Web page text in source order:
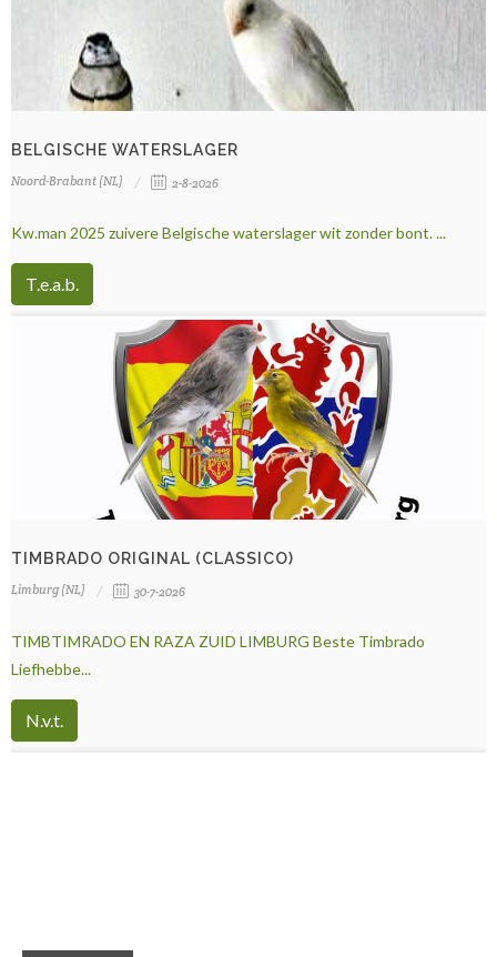
BELGISCHE WATERSLAGER
Noord-Brabant (NL) 2-8-2026
Kw.man 2025 zuivere Belgische waterslager wit zonder bont. ...
T.e.a.b.
TIMBRADO ORIGINAL (CLASSICO)
Limburg (NL) 30-7-2026
TIMBTIMRADO EN RAZA ZUID LIMBURG Beste Timbrado
Liefhebbe...
N.v.t.